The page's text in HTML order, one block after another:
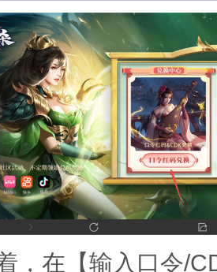
在【输入口令/